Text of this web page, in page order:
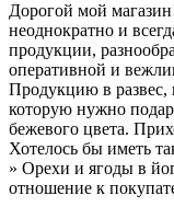
Дорогой мой
неоднократно и
продукции,
оперативной и
Продукцию в развес,
которую нужно
бежевого цвета.
Хотелось бы иметь
» Орехи и ягоды в
отношение к